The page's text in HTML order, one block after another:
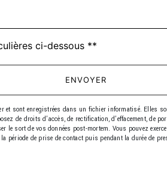
ci-dessous **
ENVOYER
sont enregistrées dans un fichier informatisé. Elles
de droits d’accès, de rectification, d’effacement, de
le sort de vos données post-mortem. Vous pouvez
période de prise de contact puis pendant la durée de